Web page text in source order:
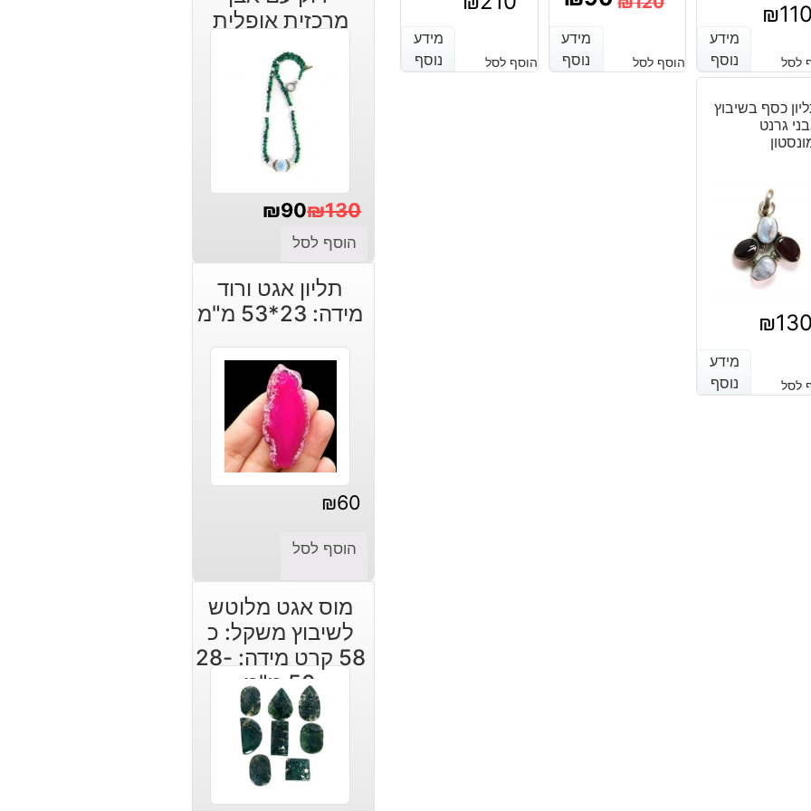
₪110
מידע
נוסף
לסל
מידע
נוסף
המקורי
הנוכחי
מידע
נוסף
הוסף לסל
מידע
נוסף
מידע
נוסף
הוסף לסל
מידע
נוסף
כסף בשיבוץ
גרנט
₪130
מידע
נוסף
לסל
מידע
נוסף
מרכזית אופלית
₪130
המחיר
המקורי
היה:
₪130.
₪90
המחיר
הנוכחי
הוא:
₪90.
הוסף לסל
תליון אגט ורוד
מידה: 23*53 מ"מ
₪60
הוסף לסל
מוס אגט מלוטש
לשיבוץ משקל: כ
58 קרט מידה: 28-
50 מ"מ